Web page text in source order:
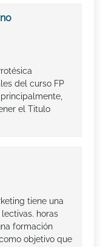
del curso FP
el Titulo
tiene una
horas
formación
objetivo que